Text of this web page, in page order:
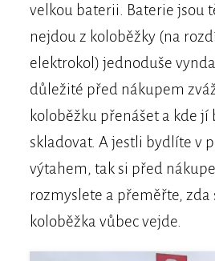
velkou baterii. Baterie jsou
nejdou z koloběžky (na
elektrokol) jednoduše
důležité před nákupem
koloběžku přenášet a kde
skladovat. A jestli bydlíte v
výtahem, tak si před
rozmyslete a přeměřte, zda
koloběžka vůbec vejde.